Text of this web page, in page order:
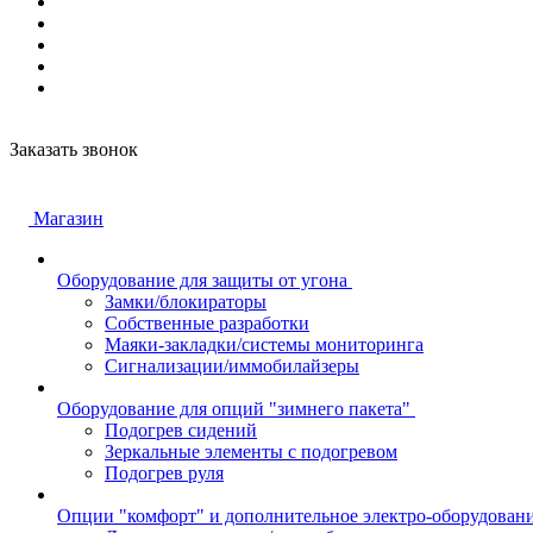
Заказать звонок
Магазин
Оборудование для защиты от угона
Замки/блокираторы
Собственные разработки
Маяки-закладки/системы мониторинга
Сигнализации/иммобилайзеры
Оборудование для опций "зимнего пакета"
Подогрев сидений
Зеркальные элементы с подогревом
Подогрев руля
Опции "комфорт" и дополнительное электро-